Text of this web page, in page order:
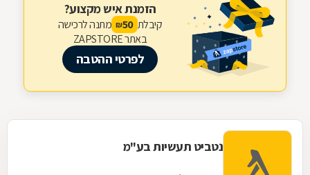
הזמנת איש מקצוע?
קיבלת 50
₪ מתנה לרכישה
באתר ZAPSTORE
לפרטי ההטבה
נטביט תעשיות בע"מ